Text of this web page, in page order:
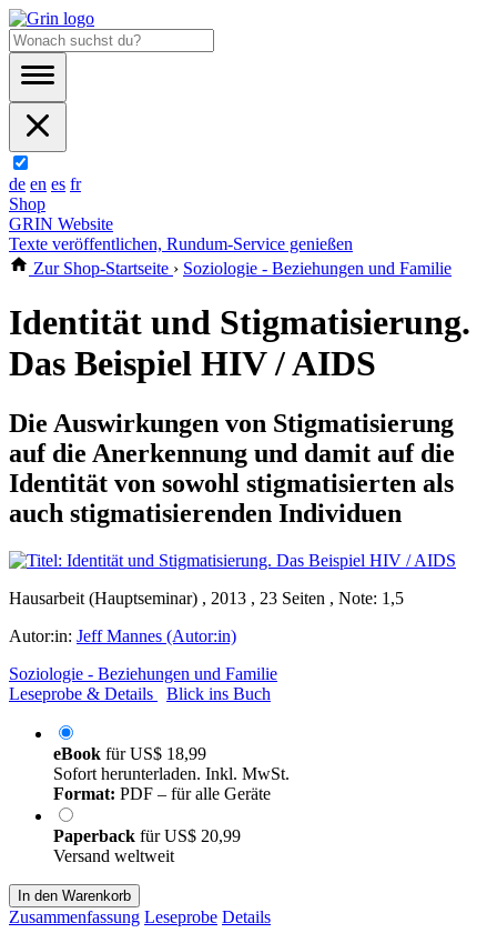
de en es fr
Shop
GRIN Website
Texte veröffentlichen, Rundum-Service genießen
Zur Shop-Startseite › Soziologie - Beziehungen und Familie
Identität und Stigmatisierung.
Das Beispiel HIV / AIDS
Die Auswirkungen von Stigmatisierung
auf die Anerkennung und damit auf die
Identität von sowohl stigmatisierten als
auch stigmatisierenden Individuen
Hausarbeit (Hauptseminar) , 2013 , 23 Seiten , Note: 1,5
Autor:in: Jeff Mannes (Autor:in)
Soziologie - Beziehungen und Familie
Leseprobe & Details
Blick ins Buch
eBook fürUS$ 18,99
Sofort herunterladen. Inkl. MwSt.
Format: PDF – für alle Geräte
Paperback fürUS$ 20,99
Versand weltweit
In den Warenkorb
Zusammenfassung Leseprobe Details